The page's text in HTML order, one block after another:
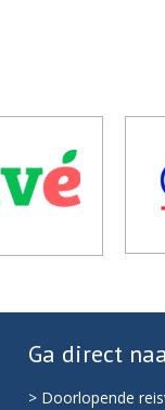
Ga direct
> Doorlopende